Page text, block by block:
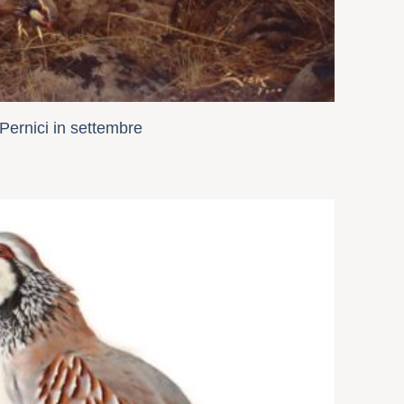
Pernici in settembre